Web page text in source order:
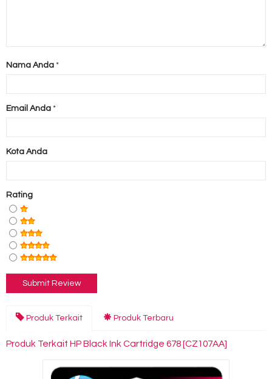
Nama Anda *
Email Anda *
Kota Anda
Rating
Produk Terkait Produk Terbaru
Produk Terkait HP Black Ink Cartridge 678 [CZ107AA]